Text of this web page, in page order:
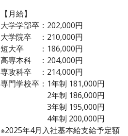
【月給】
大学学部卒：202,000円
大学院卒 ：210,000円
短大卒 ：186,000円
高専本科 ：204,000円
専攻科卒 ：214,000円
専門学校卒：1年制 181,000円
2年制 186,000円
3年制 195,000円
4年制 200,000円
※2025年4月入社基本給支給予定額